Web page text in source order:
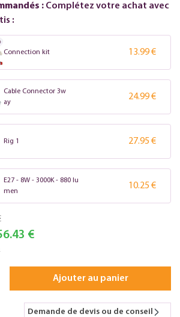
: Complétez votre achat avec
:
Connection kit 13.99 €
Cable Connector 3w
ay
24.99 €
Rig 1 27.95 €
E27 - 8W - 3000K - 880 lu
men
10.25 €
€
Ajouter au panier
Demande de devis ou de conseil